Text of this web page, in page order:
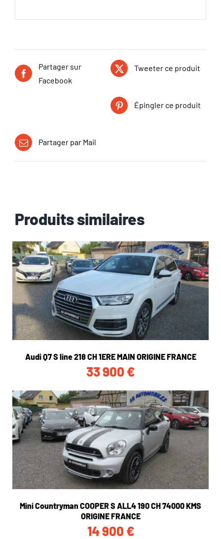
Partager sur
Facebook
Tweeter ce produit
Épingler ce produit
Partager par Mail
Produits similaires
Audi Q7 S line 218 CH 1ERE MAIN ORIGINE FRANCE
33 900 €
Mini Countryman COOPER S ALL4 190 CH 74000 KMS
ORIGINE FRANCE
14 900 €